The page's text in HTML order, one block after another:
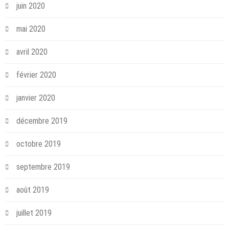
juin 2020
mai 2020
avril 2020
février 2020
janvier 2020
décembre 2019
octobre 2019
septembre 2019
août 2019
juillet 2019